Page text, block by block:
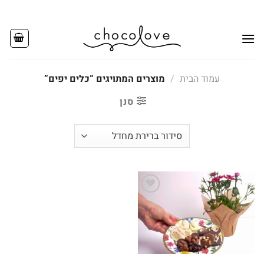
content
עמוד הבית / מוצרים המתויגים “כלים יפים”
סנן
Add to
wishlist